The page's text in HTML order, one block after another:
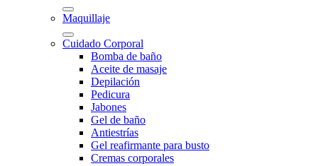
Maquillaje
Cuidado Corporal
Bomba de baño
Aceite de masaje
Depilación
Pedicura
Jabones
Gel de baño
Antiestrías
Gel reafirmante para busto
Cremas corporales